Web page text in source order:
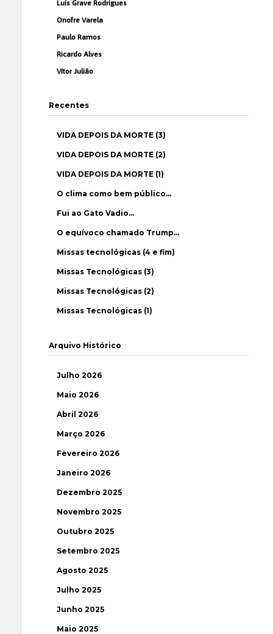
Luís Grave Rodrigues
Onofre Varela
Paulo Ramos
Ricardo Alves
Vítor Julião
Recentes
VIDA DEPOIS DA MORTE (3)
VIDA DEPOIS DA MORTE (2)
VIDA DEPOIS DA MORTE (1)
O clima como bem público…
Fui ao Gato Vadio…
O equívoco chamado Trump…
Missas tecnológicas (4 e fim)
Missas Tecnológicas (3)
Missas Tecnológicas (2)
Missas Tecnológicas (1)
Arquivo Histórico
Julho 2026
Maio 2026
Abril 2026
Março 2026
Fevereiro 2026
Janeiro 2026
Dezembro 2025
Novembro 2025
Outubro 2025
Setembro 2025
Agosto 2025
Julho 2025
Junho 2025
Maio 2025